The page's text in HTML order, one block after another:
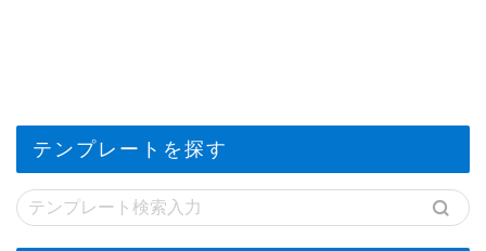
テンプレートを探す